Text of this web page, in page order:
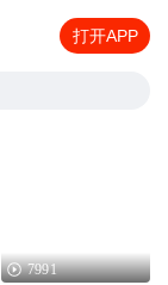
打开APP
7991